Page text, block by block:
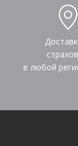
в любой